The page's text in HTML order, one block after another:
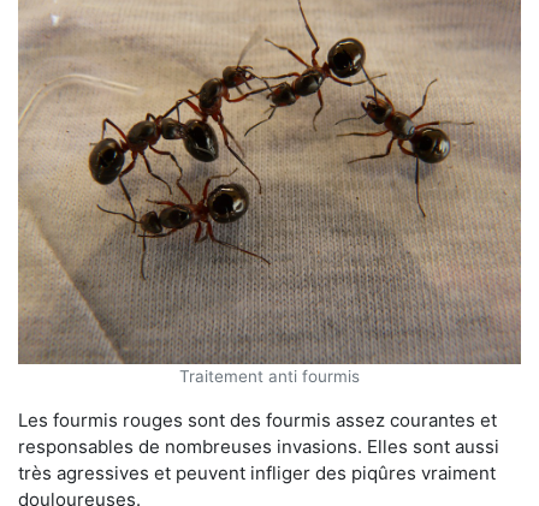
Traitement anti fourmis
Les fourmis rouges sont des fourmis assez courantes et
responsables de nombreuses invasions. Elles sont aussi
très agressives et peuvent infliger des piqûres vraiment
douloureuses.